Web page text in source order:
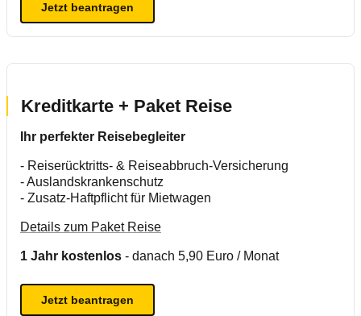
Jetzt beantragen
Kreditkarte + Paket Reise
Ihr perfekter Reisebegleiter
- Reiserücktritts- & Reiseabbruch-Versicherung
- Auslandskrankenschutz
- Zusatz-Haftpflicht für Mietwagen
Details zum Paket Reise
1 Jahr kostenlos - danach 5,90 Euro / Monat
Jetzt beantragen